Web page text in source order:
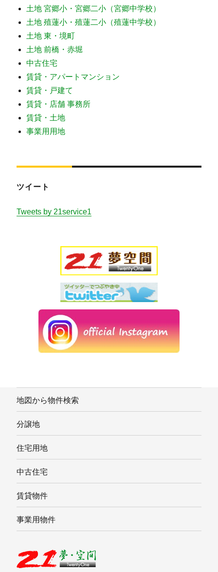
土地 宮郷小・宮郷二小（宮郷中学校）
土地 殖蓮小・殖蓮二小（殖蓮中学校）
土地 東・境町
土地 前橋・赤堀
中古住宅
賃貸・アパートマンション
賃貸・戸建て
賃貸・店舗 事務所
賃貸・土地
事業用用地
ツイート
Tweets by 21service1
地図から物件検索
分譲地
住宅用地
中古住宅
賃貸物件
事業用物件